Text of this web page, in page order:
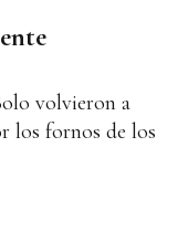
volvieron a
los fornos de los